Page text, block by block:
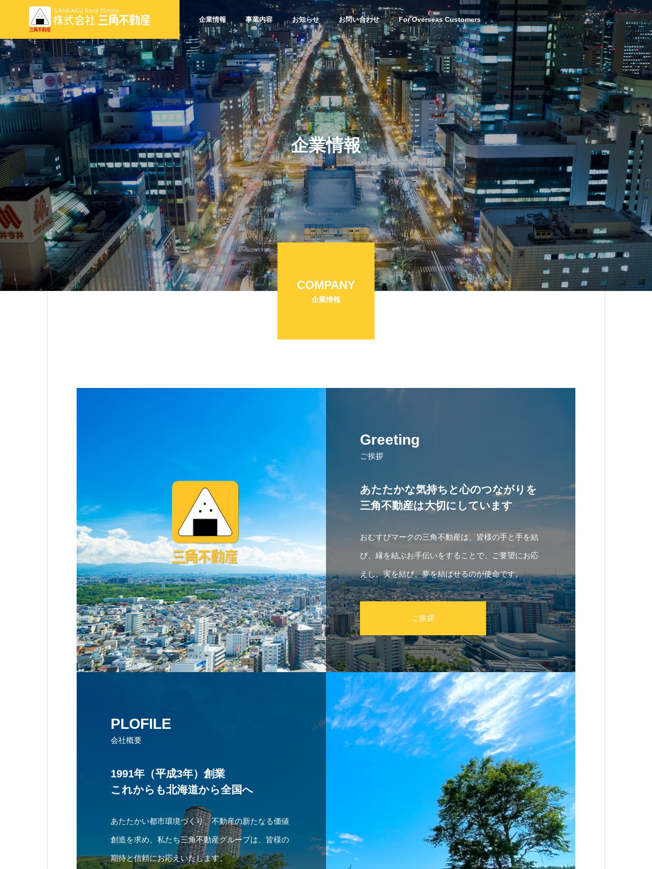
企業情報 事業内容 お知らせ お問い合わせ For Overseas Customers
BUSINESS
事業内容
Real Estate Sales and
Brokerage
不動産売買・仲介
International Business
国際事業
Valueup Business
バリューアップ事業
Incom Propety Sales
収益物件販売
Residential land
development
宅地開発
Real Estate Consulting
不動産コンサルティング
企業情報
COMPANY
企業情報
Greeting
ご挨拶
あたたかな気持ちと心のつながりを
三角不動産は大切にしています
おむすびマークの三角不動産は、皆様の手と手を結
び、縁を結ぶお手伝いをすることで、ご要望にお応
えし、実を結び、夢を結ばせるのが使命です。
ご挨拶
PLOFILE
会社概要
1991年（平成3年）創業
これからも北海道から全国へ
あたたかい都市環境づくり、不動産の新たなる価値
創造を求め、私たち三角不動産グループは、皆様の
期待と信頼にお応えいたします。